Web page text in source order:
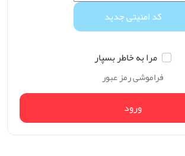
مرا به خاطر بسپار
فراموشی رمز عبور